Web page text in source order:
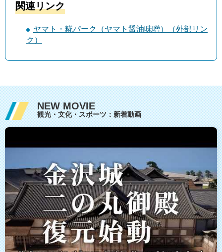
関連リンク
ヤマト・糀パーク（ヤマト醤油味噌）（外部リン
ク）
NEW MOVIE
観光・文化・スポーツ：新着動画